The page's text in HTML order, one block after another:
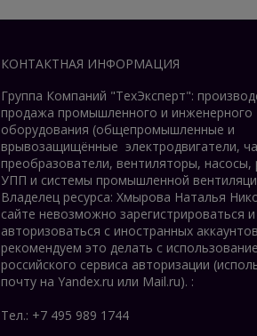
КОНТАКТНАЯ ИНФОРМАЦИЯ
Группа Компаний "ТехЭксперт":
продажа промышленного и инженерного
оборудования (общепромышленные и
врывозащищённые электродвигатели, ч
преобразователи, вентиляторы, насосы,
УПП и системы промышленной
Владелец ресурса: Хмырова Наталья
сайте невозможно зарегистрироваться и
авторизоваться с иностранных
рекомендуем это делать с
российского сервиса авторизации
почту на Yandex.ru или Mail.ru). :
Тел.: +7 495 989 1744